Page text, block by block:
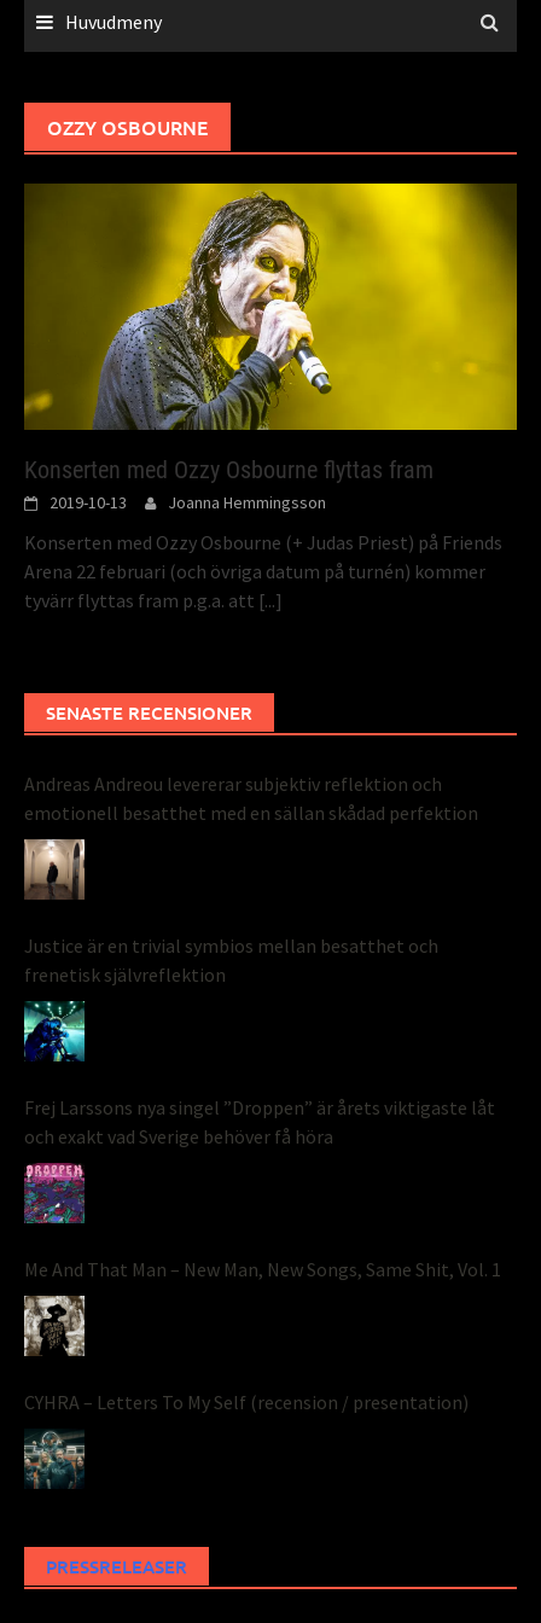
Huvudmeny
OZZY OSBOURNE
Konserten med Ozzy Osbourne flyttas fram
2019-10-13 Joanna Hemmingsson
Konserten med Ozzy Osbourne (+ Judas Priest) på Friends
Arena 22 februari (och övriga datum på turnén) kommer
tyvärr flyttas fram p.g.a. att [...]
SENASTE RECENSIONER
Andreas Andreou levererar subjektiv reflektion och
emotionell besatthet med en sällan skådad perfektion
Justice är en trivial symbios mellan besatthet och
frenetisk självreflektion
Frej Larssons nya singel ”Droppen” är årets viktigaste låt
och exakt vad Sverige behöver få höra
Me And That Man – New Man, New Songs, Same Shit, Vol. 1
CYHRA – Letters To My Self (recension / presentation)
PRESSRELEASER